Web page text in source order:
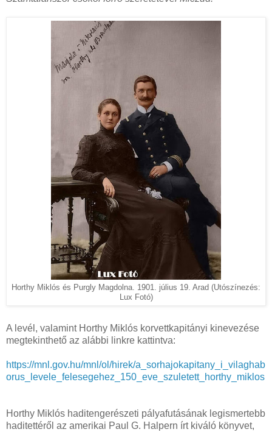
Horthy Miklós és Purgly Magdolna. 1901. július 19. Arad (Utószínezés:
Lux Fotó)
A levél, valamint Horthy Miklós korvettkapitányi kinevezése
megtekinthető az alábbi linkre kattintva:
https://mnl.gov.hu/mnl/ol/hirek/a_sorhajokapitany_i_vilaghab
orus_levele_felesegehez_150_eve_szuletett_horthy_miklos
Horthy Miklós haditengerészeti pályafutásának legismertebb
haditettéről az amerikai Paul G. Halpern írt kiváló könyvet,